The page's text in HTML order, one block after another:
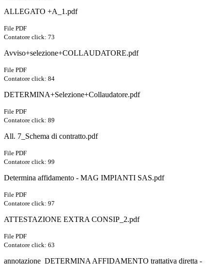
ALLEGATO +A_1.pdf
File PDF
Contatore click: 73
Avviso+selezione+COLLAUDATORE.pdf
File PDF
Contatore click: 84
DETERMINA+Selezione+Collaudatore.pdf
File PDF
Contatore click: 89
All. 7_Schema di contratto.pdf
File PDF
Contatore click: 99
Determina affidamento - MAG IMPIANTI SAS.pdf
File PDF
Contatore click: 97
ATTESTAZIONE EXTRA CONSIP_2.pdf
File PDF
Contatore click: 63
annotazione_DETERMINA AFFIDAMENTO trattativa diretta -